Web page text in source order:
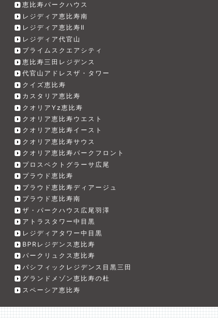
恵比寿パークハウス
レジディア恵比寿南
レジディア恵比寿Ⅱ
レジディア代官山
プライムスクエアシティ
恵比寿三田レジデンス
代官山アドレスザ・タワー
クイズ恵比寿
カスタリア恵比寿
クオリアYz恵比寿
クオリア恵比寿ウエスト
クオリア恵比寿イースト
クオリア恵比寿サウス
クオリア恵比寿パークフロント
プロスペクトグラーサ広尾
プラウド恵比寿
プラウド恵比寿ディアージュ
プラウド恵比寿南
ザ・パークハウス広尾羽澤
アトラスタワー中目黒
レジディアタワー中目黒
BPRレジデンス恵比寿
パークリュクス恵比寿
パシフィックレジデンス目黒三田
グランドメゾン恵比寿の杜
スペーシア恵比寿